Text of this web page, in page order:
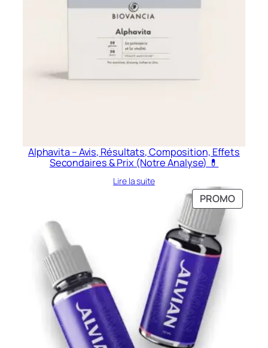
Alphavita – Avis, Résultats, Composition, Effets
Secondaires & Prix (Notre Analyse) 💊
Lire la suite
PROMO
EN